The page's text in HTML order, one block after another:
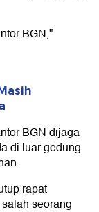
BGN,"
BGN dijaga
di luar gedung
rapat
seorang